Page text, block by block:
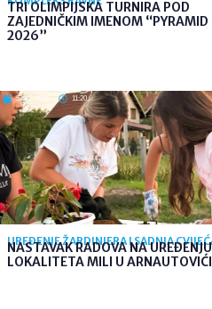
TRI OLIMPIJSKA TURNIRA POD
ZAJEDNIČKIM IMENOM “PYRAMID
2026”
5. kol. 2026 11:20
UREĐENJE ŽARDINJERA I SADNJA
NASTAVAK RADOVA NA UREĐENJU
LOKALITETA MILI U